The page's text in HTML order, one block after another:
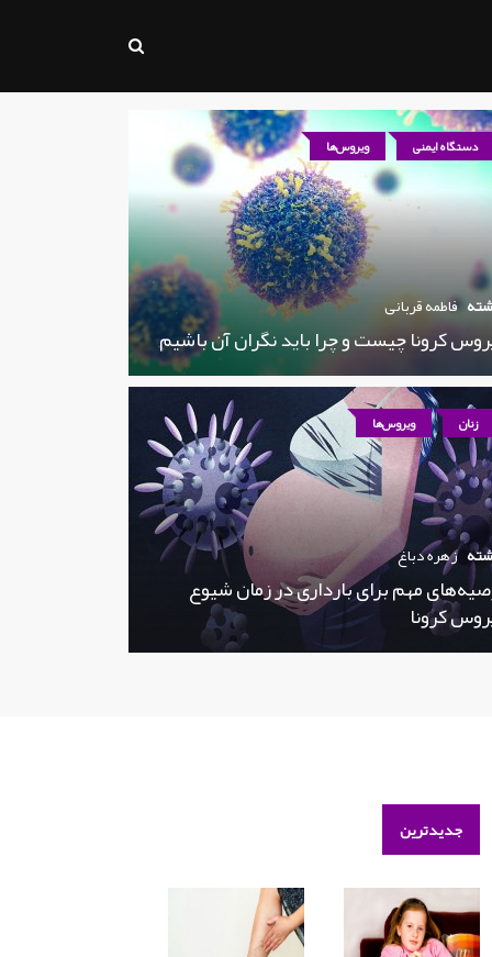
دستگاه ایمنی ویروس‌ها
فاطمه قربانی
کرونا چیست و چرا باید نگران آن باشیم
زنان ویروس‌ها
زهره دباغ
مهم برای بارداری در زمان شیوع
کرونا
جدیدترین